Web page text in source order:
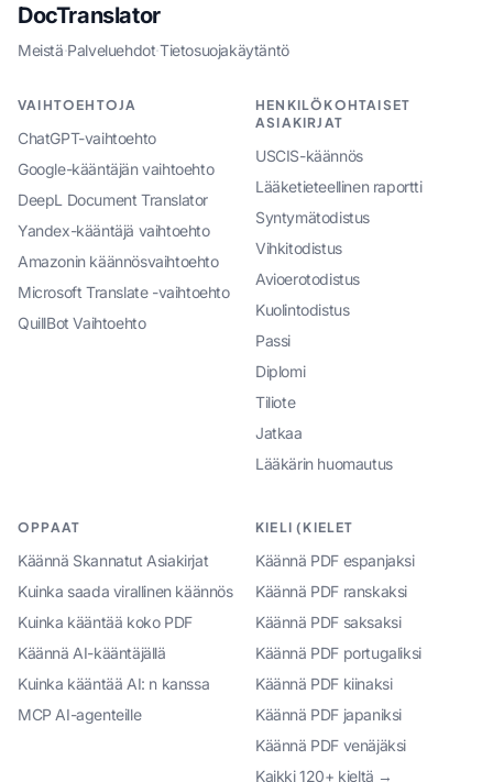
DocTranslator
Meistä·Palveluehdot·Tietosuojakäytäntö
VAIHTOEHTOJA
ChatGPT-vaihtoehto
Google-kääntäjän vaihtoehto
DeepL Document Translator
Yandex-kääntäjä vaihtoehto
Amazonin käännösvaihtoehto
Microsoft Translate -vaihtoehto
QuillBot Vaihtoehto
HENKILÖKOHTAISET
ASIAKIRJAT
USCIS-käännös
Lääketieteellinen raportti
Syntymätodistus
Vihkitodistus
Avioerotodistus
Kuolintodistus
Passi
Diplomi
Tiliote
Jatkaa
Lääkärin huomautus
OPPAAT
Käännä Skannatut Asiakirjat
Kuinka saada virallinen käännös
Kuinka kääntää koko PDF
Käännä AI-kääntäjällä
Kuinka kääntää AI: n kanssa
MCP AI-agenteille
KIELI (KIELET
Käännä PDF espanjaksi
Käännä PDF ranskaksi
Käännä PDF saksaksi
Käännä PDF portugaliksi
Käännä PDF kiinaksi
Käännä PDF japaniksi
Käännä PDF venäjäksi
Kaikki 120+ kieltä →